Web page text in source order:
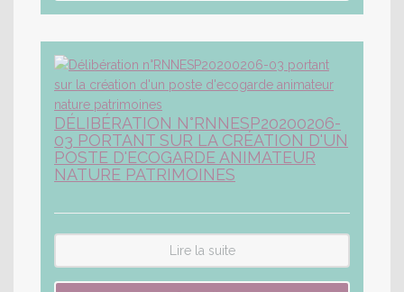
DÉLIBÉRATION N°RNNESP20200206-
03 PORTANT SUR LA CRÉATION D'UN
POSTE D'ECOGARDE ANIMATEUR
NATURE PATRIMOINES
Lire la suite